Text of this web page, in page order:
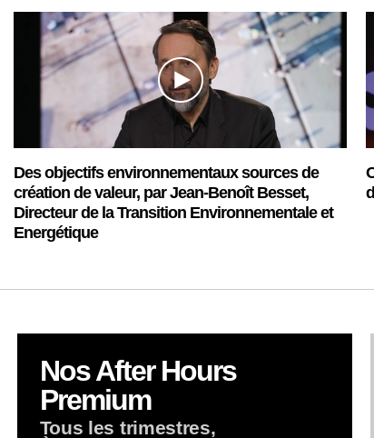
Des objectifs environnementaux sources de
création de valeur, par Jean-Benoît Besset,
Directeur de la Transition Environnementale et
Energétique
Nos After Hours
Premium
Tous les trimestres,